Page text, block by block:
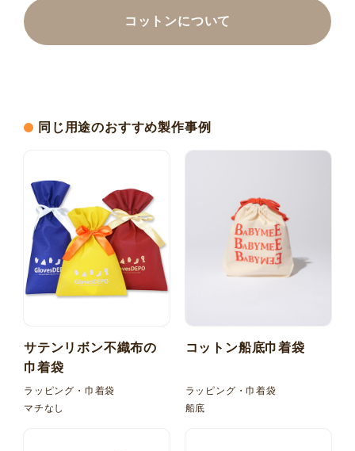
コットンについて
同じ用途のおすすめ製作事例
サテンリボン不織布の
巾着袋
ラッピング・巾着袋
マチなし
コットン船底巾着袋
ラッピング・巾着袋
船底